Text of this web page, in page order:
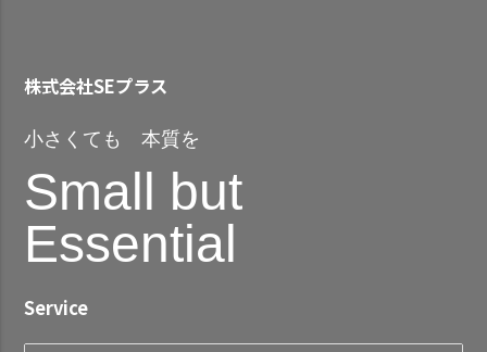
株式会社SEプラス
小さくても 本質を
Small but
Essential
Service